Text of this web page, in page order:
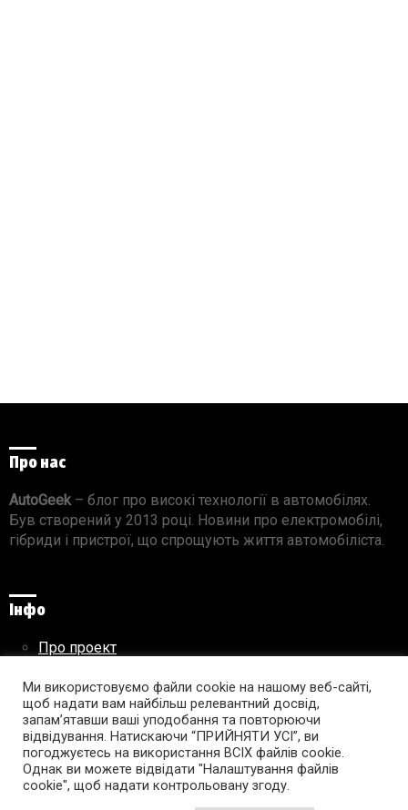
Про нас
AutoGeek– блог про високі технології в автомобілях.
Був створений у 2013 році. Новини про електромобілі,
гібриди і пристрої, що спрощують життя автомобіліста.
Інфо
Про проект
Правила використання матеріалів
Підпишись на AutoGeek!
facebooktwitter instagramyoutube tumblr linkedin
Ми використовуємо файли cookie на нашому веб-сайті,
щоб надати вам найбільш релевантний досвід,
запам’ятавши ваші уподобання та повторюючи
відвідування. Натискаючи “ПРИЙНЯТИ УСІ”, ви
погоджуєтесь на використання ВСІХ файлів cookie.
Однак ви можете відвідати "Налаштування файлів
cookie", щоб надати контрольовану згоду.